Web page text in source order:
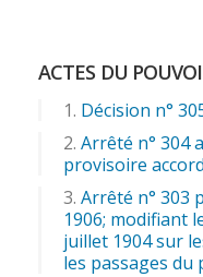
ACTES DU
Décision n°
Arrêté n° 304
provisoire
Arrêté n° 303
1906; modifiant
juillet 1904 sur
les passages du